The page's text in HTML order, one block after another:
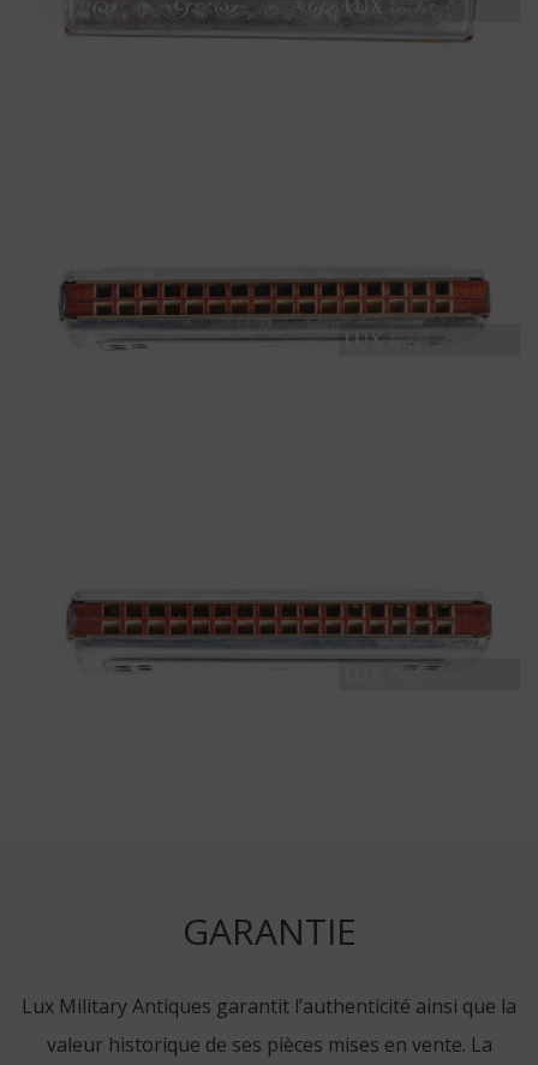
GARANTIE
Lux Military Antiques garantit l’authenticité ainsi que la
valeur historique de ses pièces mises en vente. La